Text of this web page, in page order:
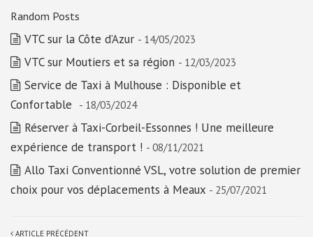
Random Posts
VTC sur la Côte d’Azur - 14/05/2023
VTC sur Moutiers et sa région - 12/03/2023
Service de Taxi à Mulhouse : Disponible et
Confortable - 18/03/2024
Réserver à Taxi-Corbeil-Essonnes ! Une meilleure
expérience de transport ! - 08/11/2021
Allo Taxi Conventionné VSL, votre solution de premier
choix pour vos déplacements à Meaux - 25/07/2021
ARTICLE PRÉCÉDENT